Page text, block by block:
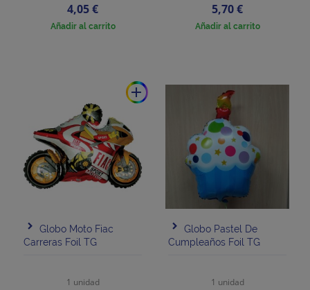
Precio
4,05 €
Añadir al carrito
Precio
5,70 €
Añadir al carrito
add
Globo Moto Fiac
Carreras Foil TG
1 unidad
Globo Pastel De
Cumpleaños Foil TG
1 unidad